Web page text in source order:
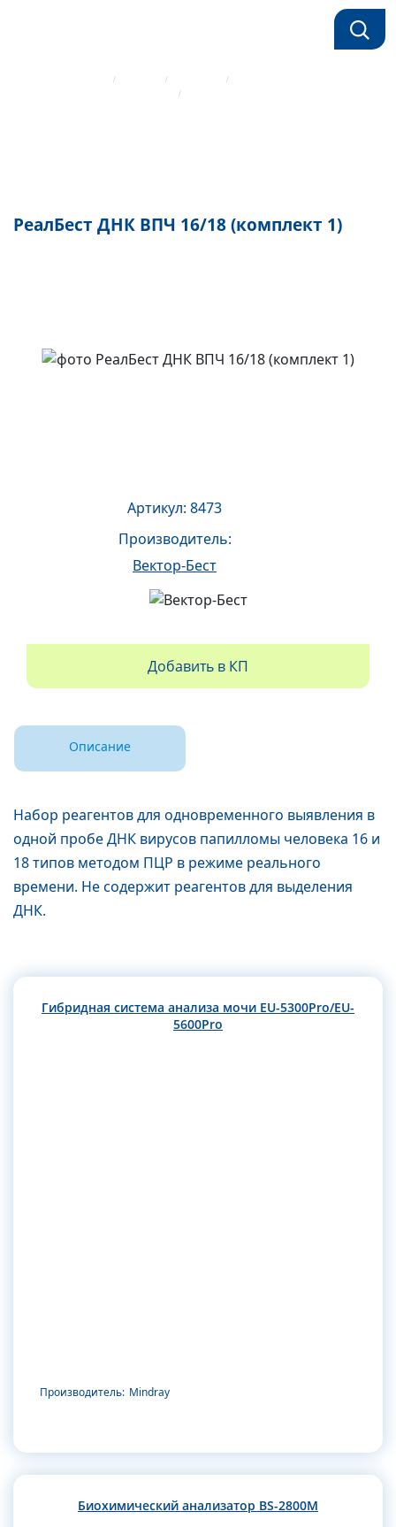
РеалБест ДНК ВПЧ 16/18 (комплект 1)
Артикул: 8473
Производитель:
Вектор-Бест
Добавить в КП
Описание
Набор реагентов для одновременного выявления в
одной пробе ДНК вирусов папилломы человека 16 и
18 типов методом ПЦР в режиме реального
времени. Не содержит реагентов для выделения
ДНК.
Гибридная система анализа мочи EU-5300Pro/EU-
5600Pro
Производитель: Mindray
Биохимический анализатор BS-2800M